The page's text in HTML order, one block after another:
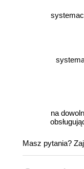
na
Masz pytania?